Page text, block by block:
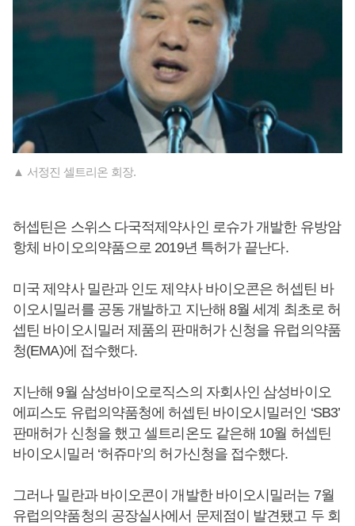
▲ 서정진 셀트리온 회장.
허셉틴은 스위스 다국적제약사인 로슈가 개발한 유방암
항체 바이오의약품으로 2019년 특허가 끝난다.
미국 제약사 밀란과 인도 제약사 바이오콘은 허셉틴 바
이오시밀러를 공동 개발하고 지난해 8월 세계 최초로 허
셉틴 바이오시밀러 제품의 판매허가 신청을 유럽의약품
청(EMA)에 접수했다.
지난해 9월 삼성바이오로직스의 자회사인 삼성바이오
에피스도 유럽의약품청에 허셉틴 바이오시밀러인 ‘SB3’
판매허가 신청을 했고 셀트리온도 같은해 10월 허셉틴
바이오시밀러 ‘허쥬마’의 허가신청을 접수했다.
그러나 밀란과 바이오콘이 개발한 바이오시밀러는 7월
유럽의약품청의 공장실사에서 문제점이 발견됐고 두 회